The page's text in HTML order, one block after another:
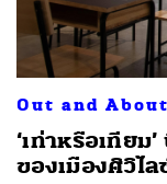
Out and About
‘เท่าหรือเทีย
ของเมืองศิวิไ